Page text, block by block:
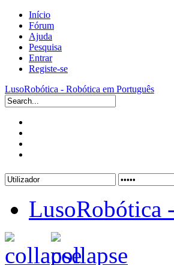
Início
Fórum
Ajuda
Pesquisa
Entrar
Registe-se
LusoRobótica - Robótica em Português
LusoRobótica